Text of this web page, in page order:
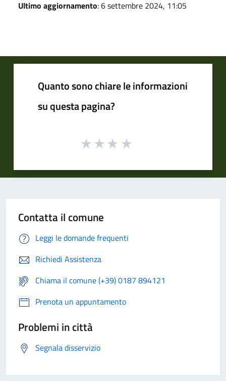
Ultimo aggiornamento: 6 settembre 2024, 11:05
Quanto sono chiare le informazioni
su questa pagina?
Contatta il comune
Leggi le domande frequenti
Richiedi Assistenza
Chiama il comune (+39) 0187 894121
Prenota un appuntamento
Problemi in città
Segnala disservizio